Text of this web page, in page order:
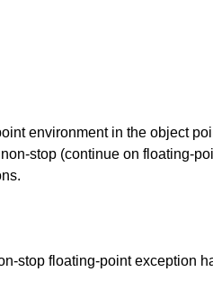
environment in the object
stop (continue on floating-
stop floating-point exception